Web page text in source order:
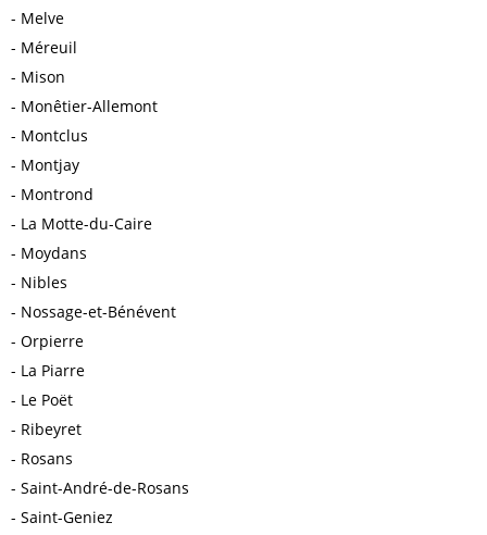
Melve
Méreuil
Mison
Monêtier-Allemont
Montclus
Montjay
Montrond
La Motte-du-Caire
Moydans
Nibles
Nossage-et-Bénévent
Orpierre
La Piarre
Le Poët
Ribeyret
Rosans
Saint-André-de-Rosans
Saint-Geniez